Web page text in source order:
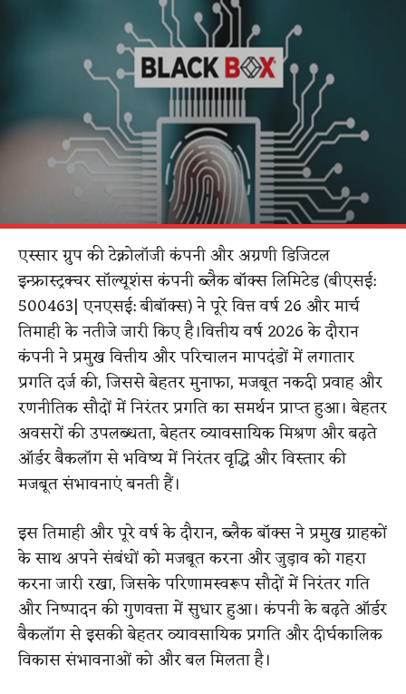
एस्सार ग्रुप की टेक्नोलॉजी कंपनी और अग्रणी डिजिटल
इन्फ्रास्ट्रक्चर सॉल्यूशंस कंपनी ब्लैक बॉक्स लिमिटेड (बीएसई:
500463| एनएसई: बीबॉक्स) ने पूरे वित्त वर्ष 26 और मार्च
तिमाही के नतीजे जारी किए है।वित्तीय वर्ष 2026 के दौरान
कंपनी ने प्रमुख वित्तीय और परिचालन मापदंडों में लगातार
प्रगति दर्ज की, जिससे बेहतर मुनाफा, मजबूत नकदी प्रवाह और
रणनीतिक सौदों में निरंतर प्रगति का समर्थन प्राप्त हुआ। बेहतर
अवसरों की उपलब्धता, बेहतर व्यावसायिक मिश्रण और बढ़ते
ऑर्डर बैकलॉग से भविष्य में निरंतर वृद्धि और विस्तार की
मजबूत संभावनाएं बनती हैं।
इस तिमाही और पूरे वर्ष के दौरान, ब्लैक बॉक्स ने प्रमुख ग्राहकों
के साथ अपने संबंधों को मजबूत करना और जुड़ाव को गहरा
करना जारी रखा, जिसके परिणामस्वरूप सौदों में निरंतर गति
और निष्पादन की गुणवत्ता में सुधार हुआ। कंपनी के बढ़ते ऑर्डर
बैकलॉग से इसकी बेहतर व्यावसायिक प्रगति और दीर्घकालिक
विकास संभावनाओं को और बल मिलता है।